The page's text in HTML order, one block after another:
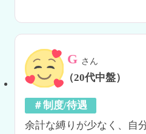
G さん
（20代中盤）
＃制度/待遇
余計な縛りが少なく、自